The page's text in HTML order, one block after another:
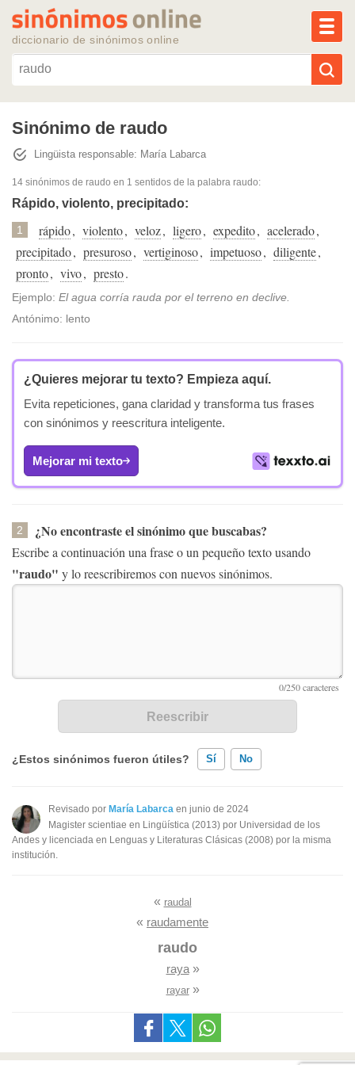
diccionario de sinónimos online
Reescribir texto con IA
Sinónimos populares
Temas populares
Temas recientes
Sinónimo de raudo
Lingüista responsable: María Labarca
14 sinónimos de raudo en 1 sentidos de la palabra raudo:
Rápido, violento, precipitado:
1 rápido, violento, veloz, ligero, expedito, acelerado,
precipitado, presuroso, vertiginoso, impetuoso, diligente,
pronto, vivo, presto.
Ejemplo: El agua corría rauda por el terreno en declive.
Antónimo: lento
¿Quieres mejorar tu texto? Empieza aquí.
Evita repeticiones, gana claridad y transforma tus frases
con sinónimos y reescritura inteligente.
Mejorar mi texto
2 ¿No encontraste el sinónimo que buscabas?
Escribe a continuación una frase o un pequeño texto usando
"raudo" y lo reescribiremos con nuevos sinónimos.
¿Estos sinónimos fueron útiles? Sí No
Existen sinónimos incorrectos
Ninguno de los sinónimos presentados me ayudó
Revisado por María Labarca en junio de 2024
Magister scientiae en Lingüística (2013) por Universidad de los
Andes y licenciada en Lenguas y Literaturas Clásicas (2008) por la misma
institución.
« raudal
« raudamente
raudo
raya»
rayar»